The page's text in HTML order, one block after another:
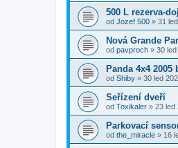
500 L rezerva-
od Jozef 500 » 31
Nová Grande
od pavproch » 30
Panda 4x4
od Shiby » 30 led
Seřízení dveří
od Toxikaler » 23 led
Parkovací
od the_miracle » 16